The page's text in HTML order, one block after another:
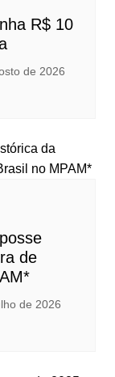
R$ 10
de 2026
de
de 2026